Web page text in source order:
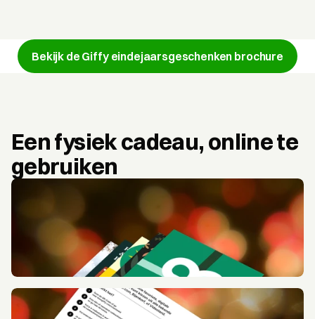
Bekijk de Giffy eindejaarsgeschenken brochure
Een fysiek cadeau, online te
gebruiken